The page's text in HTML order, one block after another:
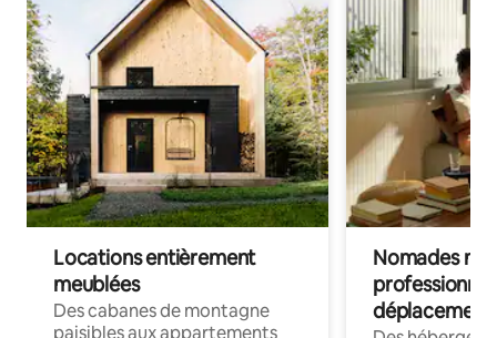
Locations entièrement
meublées
Des cabanes de montagne
paisibles aux appartements
Nomades
déplacement